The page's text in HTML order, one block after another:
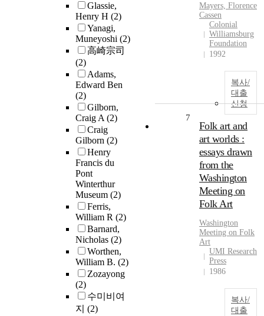
Glassie,
Henry H (2)
Yanagi,
Muneyoshi (2)
高崎宗司
(2)
Adams,
Edward Ben
(2)
Gilborn,
Craig A(2)
Craig
Gilborn (2)
Henry
Francis du
Pont
Winterthur
Museum (2)
Ferris,
William R (2)
Barnard,
Nicholas (2)
Worthen,
William B. (2)
Zozayong
(2)
수미비여
지 (2)
Mayers, Florence
Cassen
Colonial
Williamsburg
Foundation
1992
복사/
대출
신청
7
Folk art and
art worlds :
essays drawn
from the
Washington
Meeting on
Folk Art
Washington
Meeting on Folk
Art
UMI Research
Press
1986
복사/
대출